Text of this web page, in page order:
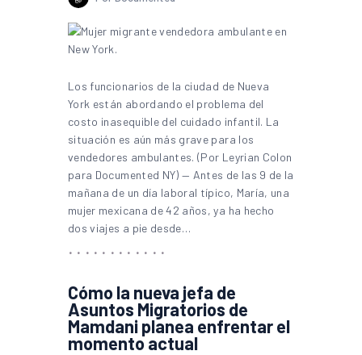
Los funcionarios de la ciudad de Nueva
York están abordando el problema del
costo inasequible del cuidado infantil. La
situación es aún más grave para los
vendedores ambulantes. (Por Leyrian Colon
para Documented NY) — Antes de las 9 de la
mañana de un día laboral típico, María, una
mujer mexicana de 42 años, ya ha hecho
dos viajes a pie desde…
Cómo la nueva jefa de
Asuntos Migratorios de
Mamdani planea enfrentar el
momento actual